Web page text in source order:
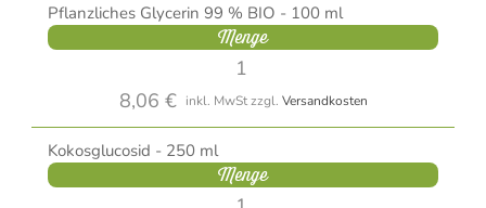
Pflanzliches Glycerin 99 % BIO - 100 ml
Menge
8,06 € inkl. MwStzzgl. Versandkosten
Kokosglucosid - 250 ml
Menge